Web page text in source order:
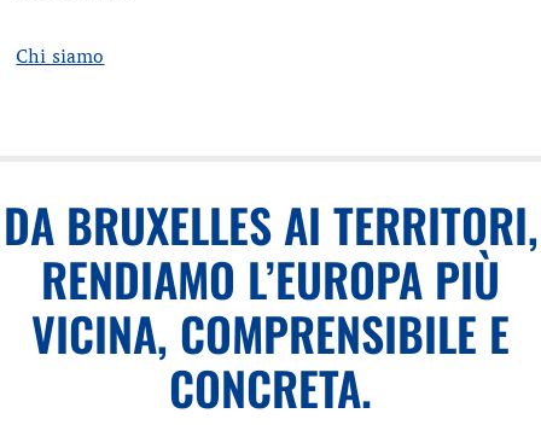
Chi siamo
DA BRUXELLES AI TERRITORI,
RENDIAMO L’EUROPA PIÙ
VICINA, COMPRENSIBILE E
CONCRETA.